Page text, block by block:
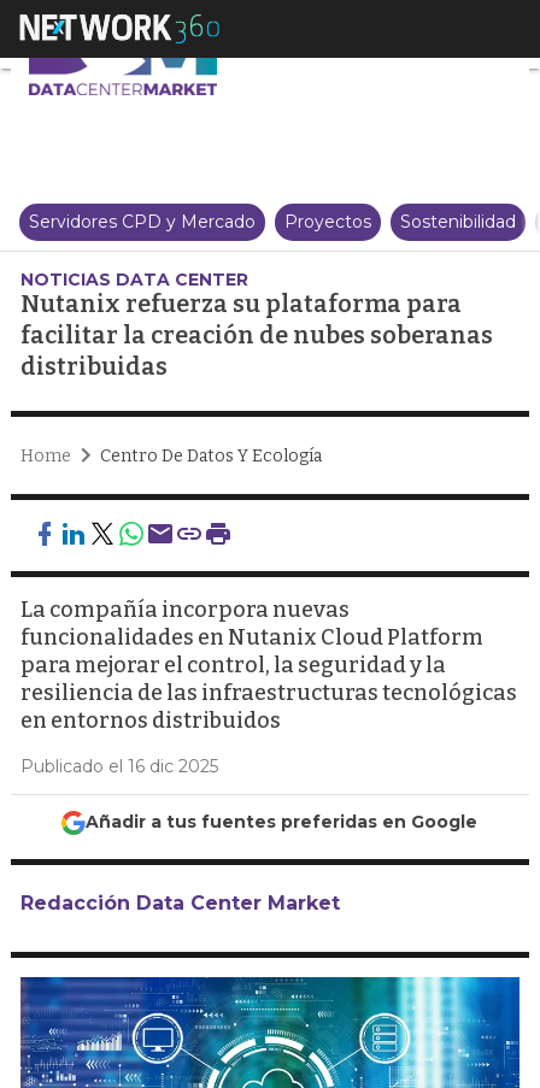
Nutanix refuerza su
Servidores CPD y Mercado Proyectos Sostenibilidad
NOTICIAS DATA CENTER
Nutanix refuerza su plataforma para
facilitar la creación de nubes soberanas
distribuidas
Home Centro De Datos Y Ecología
La compañía incorpora nuevas
funcionalidades en Nutanix Cloud Platform
para mejorar el control, la seguridad y la
resiliencia de las infraestructuras tecnológicas
en entornos distribuidos
Publicado el 16 dic 2025
Añadir a tus fuentes preferidas en Google
Redacción Data Center Market